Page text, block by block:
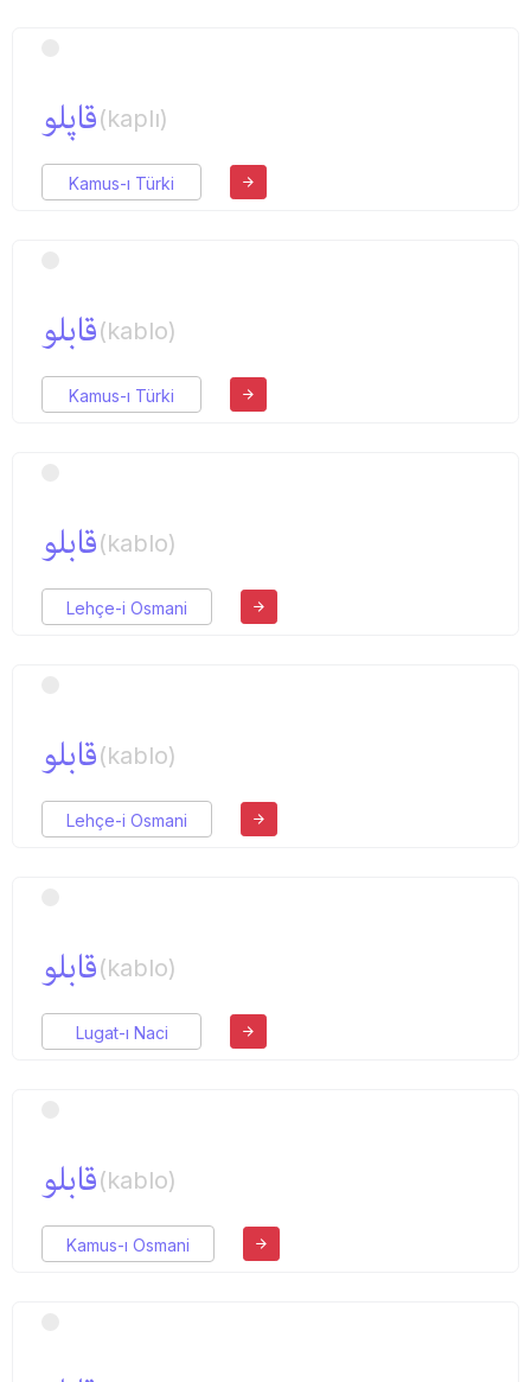
قاپلو(kaplı)
Kamus-ı Türki
قابلو(kablo)
Kamus-ı Türki
قابلو(kablo)
Lehçe-i Osmani
قابلو(kablo)
Lehçe-i Osmani
قابلو(kablo)
Lugat-ı Naci
قابلو(kablo)
Kamus-ı Osmani